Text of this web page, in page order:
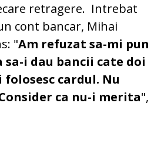
retragere. Intrebat
cont bancar, Mihai
"Am refuzat sa-mi pun
sa-i dau bancii cate doi
cardul. Nu
ca nu-i merita",